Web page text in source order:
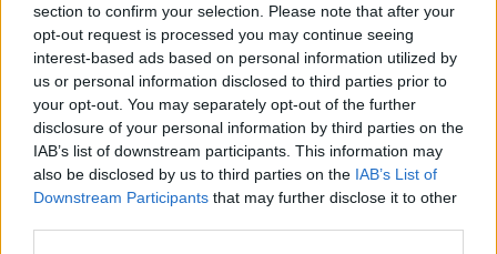
section to confirm your selection. Please note that after your
opt-out request is processed you may continue seeing
interest-based ads based on personal information utilized by
us or personal information disclosed to third parties prior to
your opt-out. You may separately opt-out of the further
disclosure of your personal information by third parties on the
IAB’s list of downstream participants. This information may
also be disclosed by us to third parties on the IAB’s List of
Downstream Participants that may further disclose it to other